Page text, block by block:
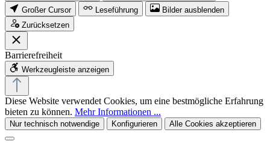
Großer Cursor
Leseführung
Bilder ausblenden
Zurücksetzen
Barrierefreiheit
Werkzeugleiste anzeigen
Diese Website verwendet Cookies, um eine bestmögliche Erfahrung
bieten zu können. Mehr Informationen ...
Nur technisch notwendige Konfigurieren Alle Cookies akzeptieren